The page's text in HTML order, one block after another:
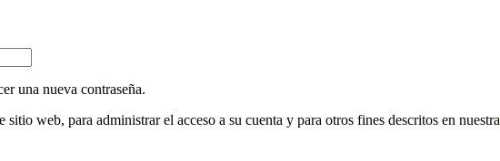
una nueva contraseña.
web, para administrar el acceso a su cuenta y para otros fines descritos en nuestra